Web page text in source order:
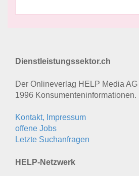
Dienstleistungssektor.ch
Der Onlineverlag HELP Media
1996 Konsumenten­informationen.
Kontakt, Impressum
offene Jobs
Letzte Suchanfragen
HELP-Netzwerk